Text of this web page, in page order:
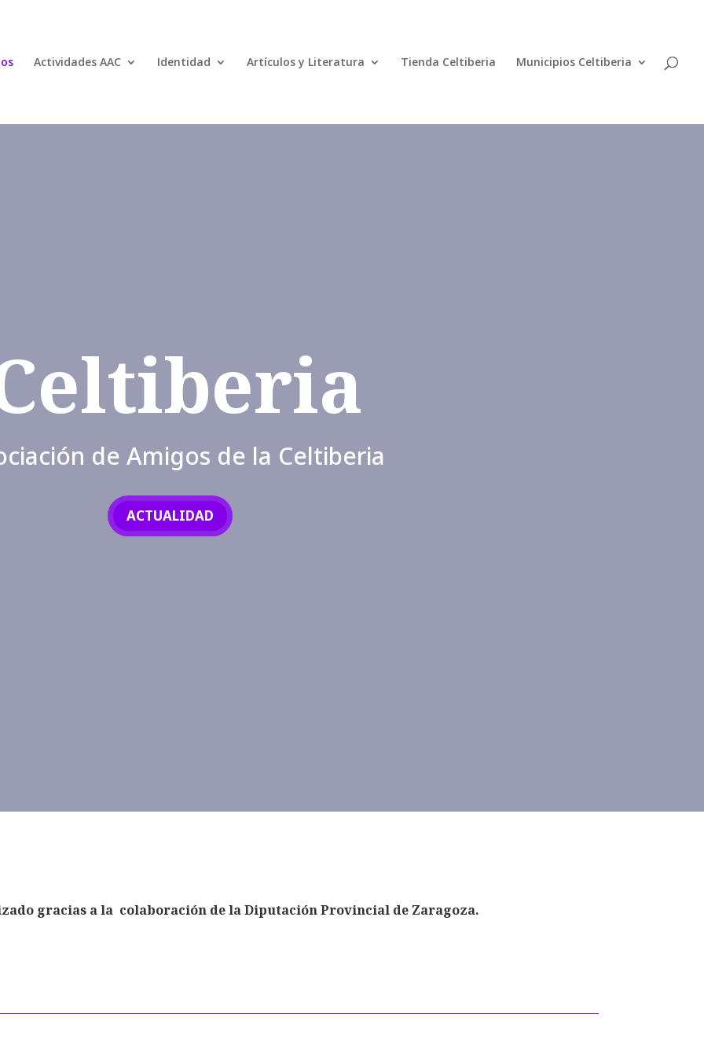
Actividades AAC Identidad Artículos y Literatura Tienda Celtiberia Municipios Celtiberia
de Amigos de la Celtiberia
ACTUALIDAD
gracias a la colaboración de la Diputación Provincial de Zaragoza.